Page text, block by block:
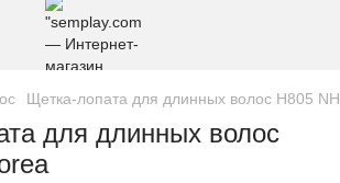
Щетка-лопата для длинных волос H805
для длинных волос